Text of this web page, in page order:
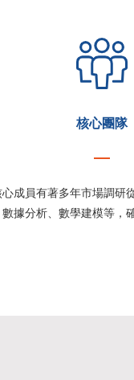
核心團隊
成員有著多年市場調研
據分析、數學建模等，